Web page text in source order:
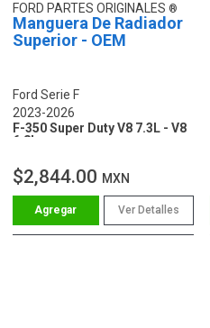
FORD PARTES ORIGINALES
Manguera De Radiador
Superior - OEM
Ford Serie F
2023-2026
F-350 Super Duty V8 7.3L - V8
6.8L
$2,844.00 MXN
Ver Detalles